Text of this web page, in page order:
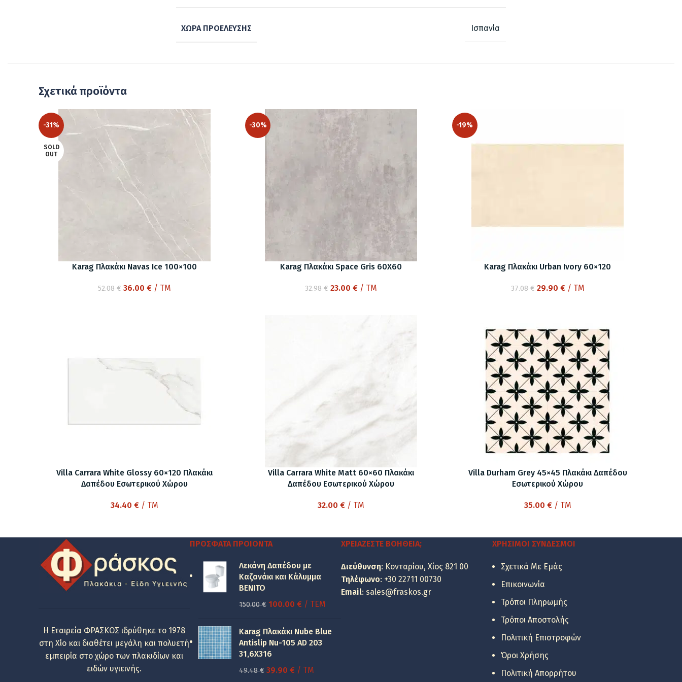
ΧΏΡΑ ΠΡΟΈΛΕΥΣΗΣ Ισπανία
Σχετικά προϊόντα
-31%
SOLD
OUT
Karag Πλακάκι Navas Ice 100×100
52.08€ Original
36.00 €Η
/ TM
-30%
Karag Πλακάκι Space Gris 60X60
32.98€ Original
23.00 €Η
/ TM
-19%
Karag Πλακάκι Urban Ivory 60×120
37.08€ Original
29.90 €Η
29.90 €.
/ TM
Villa Carrara White Glossy 60×120 Πλακάκι
Δαπέδου Εσωτερικού Χώρου
34.40 €/ TM
Villa Carrara White Matt 60×60 Πλακάκι
Δαπέδου Εσωτερικού Χώρου
32.00 €/ TM
Villa Durham Grey 45×45 Πλακάκι Δαπέδου
Εσωτερικού Χώρου
35.00 €/ TM
Η Εταιρεία ΦΡΑΣΚΟΣ ιδρύθηκε το 1978
στη Χίο και διαθέτει μεγάλη και πολυετή
εμπειρία στο χώρο των πλακιδίων και
ειδών υγιεινής.
ΠΡΌΣΦΑΤΑ ΠΡΟΙΌΝΤΑ
Λεκάνη Δαπέδου με
Καζανάκι και Κάλυμμα
BENITO
150.00€ Original
was:
150.00 €.
100.00 €Η
τιμή
είναι:
/ ΤΕΜ
Karag Πλακάκι Nube Blue
Antislip Nu-105 AD 203
31,6X316
49.48€ Original
39.90 €Η/ TM
ΧΡΕΙΆΖΕΣΤΕ ΒΟΉΘΕΙΑ;
Διεύθυνση: Κονταρίου, Χίος 821 00
Τηλέφωνο: +30 22711 00730
Email: sales@fraskos.gr
ΧΡΉΣΙΜΟΙ ΣΎΝΔΕΣΜΟΙ
Σχετικά Με Εμάς
Επικοινωνία
Τρόποι Πληρωμής
Τρόποι Αποστολής
Πολιτική Επιστροφών
Όροι Χρήσης
Πολιτική Απορρήτου